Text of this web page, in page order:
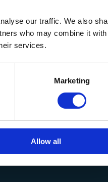
our traffic. We also
who may combine it with
services.
Marketing
Allow all